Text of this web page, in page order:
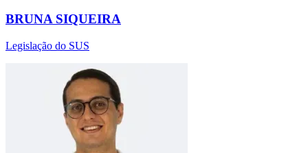
BRUNA SIQUEIRA
Legislação do SUS